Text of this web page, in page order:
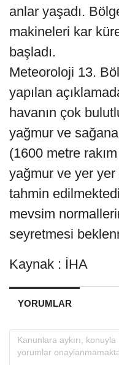
anlar yaşadı.
makineleri kar
başladı.
Meteoroloji 13.
yapılan
havanın çok
yağmur ve
(1600 metre
yağmur ve yer yer
tahmin
mevsim
seyretmesi
Kaynak : İHA
YORUMLAR